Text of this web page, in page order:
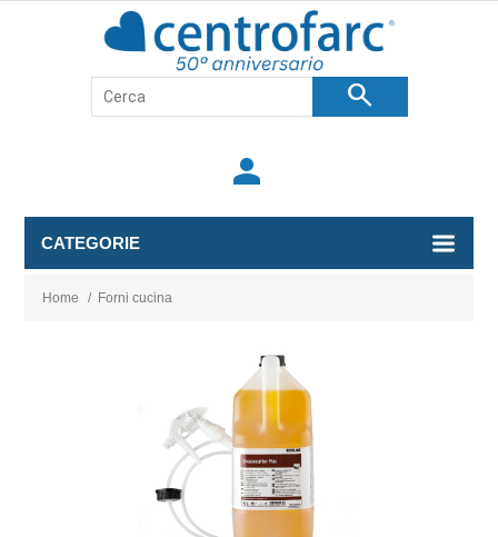
search
person
CATEGORIE
Home / Forni cucina